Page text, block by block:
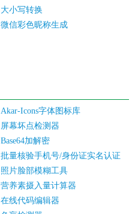
大小写转换
微信彩色昵称生成
Akar-Icons字体图标库
屏幕坏点检测器
Base64加解密
批量核验手机号/身份证实名认证
照片脸部模糊工具
营养素摄入量计算器
在线代码编辑器